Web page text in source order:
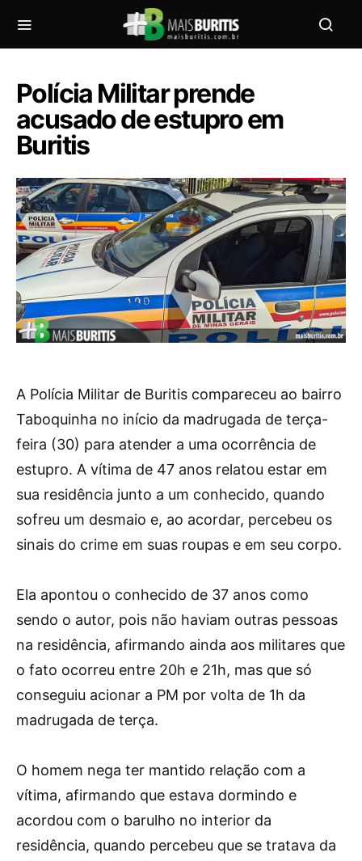
Polícia Militar prende
acusado de estupro em
Buritis
A Polícia Militar de Buritis compareceu ao bairro
Taboquinha no início da madrugada de terça-
feira (30) para atender a uma ocorrência de
estupro. A vítima de 47 anos relatou estar em
sua residência junto a um conhecido, quando
sofreu um desmaio e, ao acordar, percebeu os
sinais do crime em suas roupas e em seu corpo.
Ela apontou o conhecido de 37 anos como
sendo o autor, pois não haviam outras pessoas
na residência, afirmando ainda aos militares que
o fato ocorreu entre 20h e 21h, mas que só
conseguiu acionar a PM por volta de 1h da
madrugada de terça.
O homem nega ter mantido relação com a
vítima, afirmando que estava dormindo e
acordou com o barulho no interior da
residência, quando percebeu que se tratava da